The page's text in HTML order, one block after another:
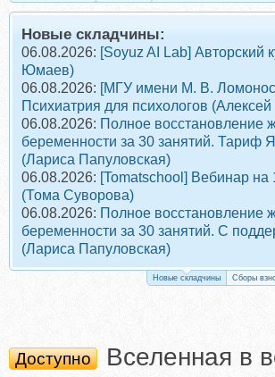
Новые складчины:
06.08.2026: [Soyuz AI Lab] Авторский
Юмаев)
06.08.2026: [МГУ имени М. В.
Психиатрия для психологов
06.08.2026: Полное восстановление
беременности за 30 занятий. Тариф
(Лариса Папуловская)
06.08.2026: [Tomatschool] Вебинар на
(Тома Суворова)
06.08.2026: Полное восстановление
беременности за 30 занятий. С
(Лариса Папуловская)
Новые складчины Сборы
Доступно
Вселенная в